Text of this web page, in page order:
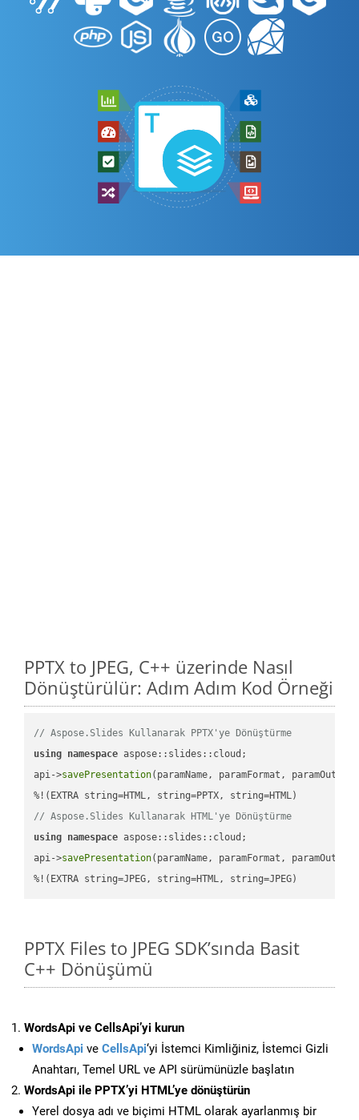
PPTX to JPEG, C++ üzerinde Nasıl
Dönüştürülür: Adım Adım Kod Örneği
// Aspose.Slides Kullanarak PPTX'ye Dönüştürme
using namespace aspose::slides::cloud;
api->savePresentation(paramName, paramFormat,
// Aspose.Slides Kullanarak HTML'ye Dönüştürme
using namespace aspose::slides::cloud;
api->savePresentation(paramName, paramFormat,
%!(EXTRA string=JPEG, string=HTML, string=JPEG)
PPTX Files to JPEG SDK’sında Basit
C++ Dönüşümü
WordsApi ve CellsApi’yi kurun
WordsApi ve CellsApi‘yi İstemci Kimliğiniz, İstemci Gizli
Anahtarı, Temel URL ve API sürümünüzle başlatın
WordsApi ile PPTX’yi HTML’ye dönüştürün
Yerel dosya adı ve biçimi HTML olarak ayarlanmış bir